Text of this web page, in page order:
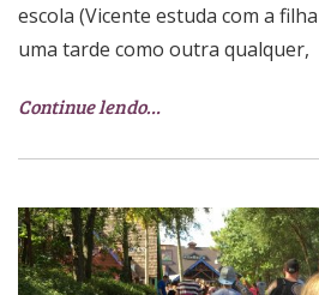
escola (Vicente estuda com a
uma tarde como outra qualquer,
Continue lendo…